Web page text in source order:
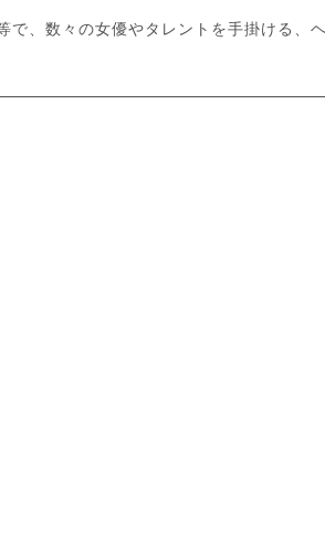
で、数々の女優やタレントを手掛ける、